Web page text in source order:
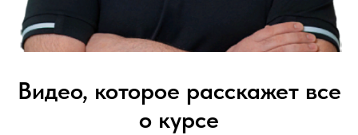
Видео, которое расскажет все
о курсе